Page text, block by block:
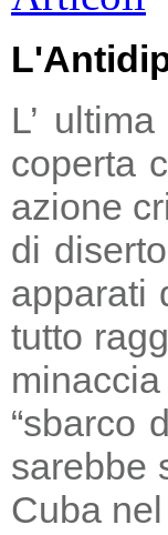
L’
coperta
azione
di
apparati
tutto
“sbarco
sarebbe
Cuba